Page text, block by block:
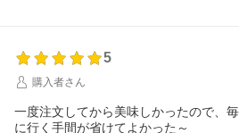
5
購入者さん
一度注文してから美味しかったので、